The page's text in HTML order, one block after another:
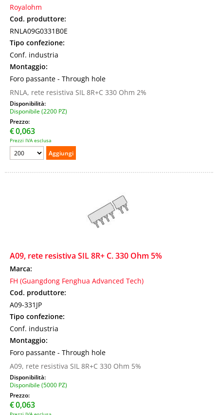
Royalohm
Cod. produttore:
RNLA09G0331B0E
Tipo confezione:
Conf. industria
Montaggio:
Foro passante - Through hole
RNLA, rete resistiva SIL 8R+C 330 Ohm 2%
Disponibilità:
Disponibile (2200 PZ)
Prezzo:
€0,063
Prezzi IVA esclusa
A09, rete resistiva SIL 8R+ C. 330 Ohm 5%
Marca:
FH (Guangdong Fenghua Advanced Tech)
Cod. produttore:
A09-331JP
Tipo confezione:
Conf. industria
Montaggio:
Foro passante - Through hole
A09, rete resistiva SIL 8R+C 330 Ohm 5%
Disponibilità:
Disponibile (5000 PZ)
Prezzo:
€0,063